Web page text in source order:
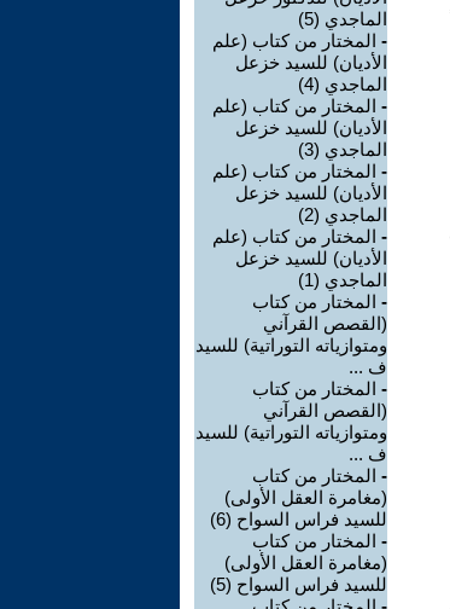
الماجدي (5)
- المختار من كتاب (علم
الأديان) للسيد خزعل
الماجدي (4)
- المختار من كتاب (علم
الأديان) للسيد خزعل
الماجدي (3)
- المختار من كتاب (علم
الأديان) للسيد خزعل
الماجدي (2)
- المختار من كتاب (علم
الأديان) للسيد خزعل
الماجدي (1)
- المختار من كتاب
(القصص القرآني
ومتوازياته التوراتية) للسيد
ف ...
- المختار من كتاب
(القصص القرآني
ومتوازياته التوراتية) للسيد
ف ...
- المختار من كتاب
(مغامرة العقل الأولى)
للسيد فراس السواح (6)
- المختار من كتاب
(مغامرة العقل الأولى)
للسيد فراس السواح (5)